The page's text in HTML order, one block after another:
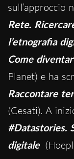
sull’approccio
Rete.
l’etnografia
Come
Planet) e ha
Raccontare
(Cesati). A
#Datastories.
digitale